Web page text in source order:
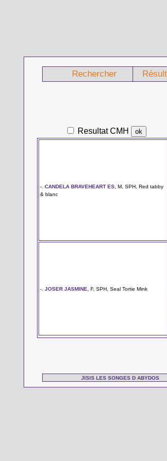
Rechercher
Resultat CMH
-.CANDELA BRAVEHEART ES , M, SPH, Red tabby
& blanc
-.JOSER JASMINE , F, SPH, Seal Tortie Mink
JISIS LES SONGES D ABYDOS